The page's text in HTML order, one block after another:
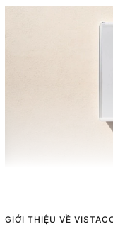
GIỚI THIỆU VỀ